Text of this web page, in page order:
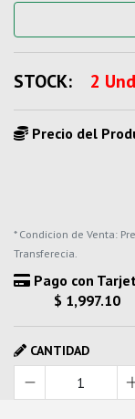
STOCK: 2 Und
Precio del
* Condicion de Venta:
Transferecia.
Pago con
$ 1,997.10
CANTIDAD